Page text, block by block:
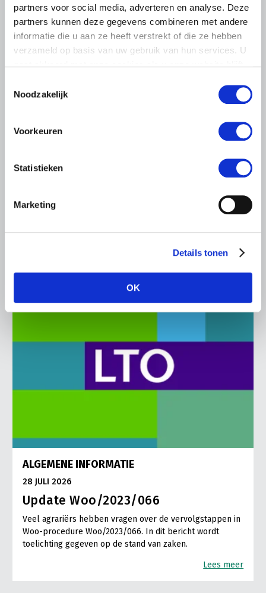
partners voor social media, adverteren en analyse. Deze
partners kunnen deze gegevens combineren met andere
informatie die u aan ze heeft verstrekt of die ze hebben
verzameld op basis van uw gebruik van hun services. U
Noodzakelijk
Voorkeuren
Statistieken
Marketing
Details tonen
OK
ALGEMENE INFORMATIE
Warmere zomers, meer aandacht
Warme zomerdagen vragen steeds meer aandacht van
paardenhouders. Het voorkomen van hittestress is geen
ALGEMENE INFORMATIE
28 JULI 2026
Update Woo/2023/066
Veel agrariërs hebben vragen over de vervolgstappen in
Woo-procedure Woo/2023/066. In dit bericht wordt
toelichting gegeven op de stand van zaken.
Lees meer